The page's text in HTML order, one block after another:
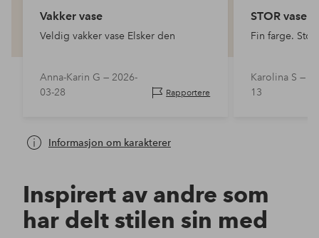
Vakker vase
Veldig vakker vase Elsker den
Anna-Karin G — 2026-
03-28
Rapportere
STOR vase
Fin farge. Stor
Karolina S —
13
Informasjon om karakterer
Inspirert av andre som
har delt stilen sin med